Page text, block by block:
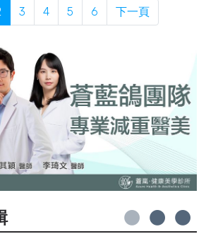
3 4 5 6 下一頁